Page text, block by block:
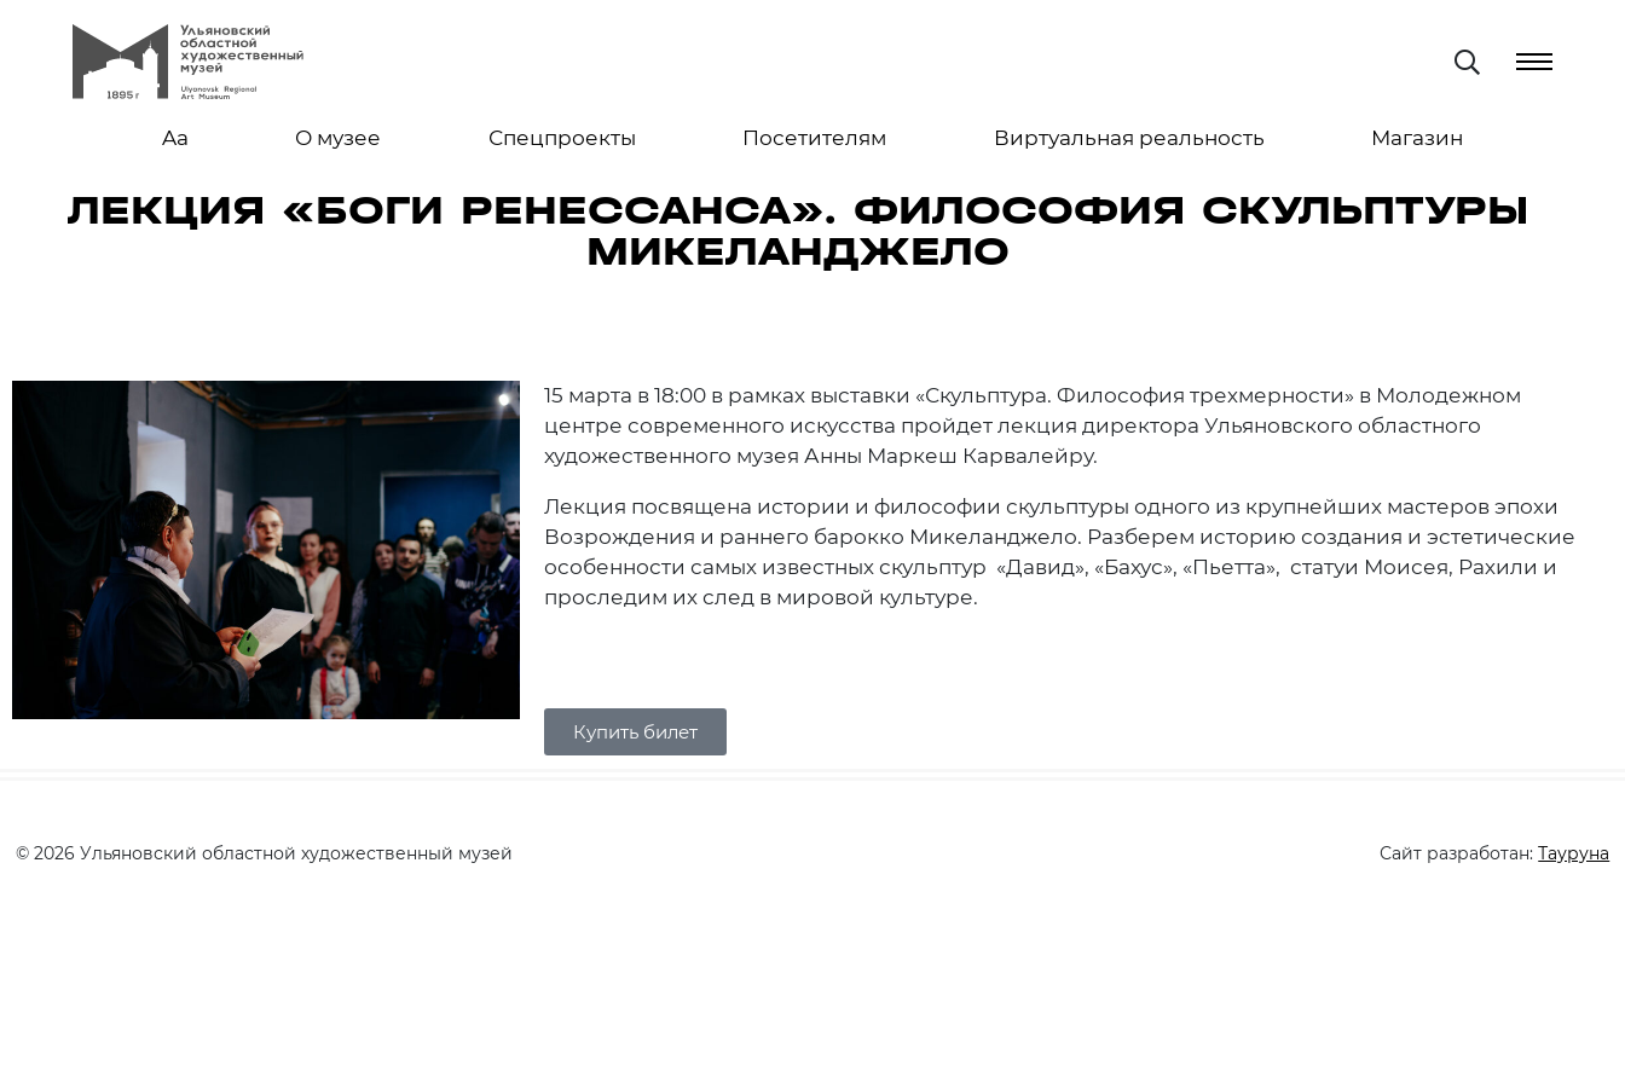
Aa О музее Спецпроекты Посетителям Виртуальная реальность Магазин
ЛЕКЦИЯ «БОГИ РЕНЕССАНСА». ФИЛОСОФИЯ СКУЛЬПТУРЫ
МИКЕЛАНДЖЕЛО
15 марта в 18:00 в рамках выставки «Скульптура. Философия трехмерности» в Молодежном
центре современного искусства пройдет лекция директора Ульяновского областного
художественного музея Анны Маркеш Карвалейру.
Лекция посвящена истории и философии скульптуры одного из крупнейших мастеров эпохи
Возрождения и раннего барокко Микеланджело. Разберем историю создания и эстетические
особенности самых известных скульптур «Давид», «Бахус», «Пьетта», статуи Моисея, Рахили и
проследим их след в мировой культуре.
Купить билет
© 2026 Ульяновский областной художественный музей Сайт разработан:Тауруна